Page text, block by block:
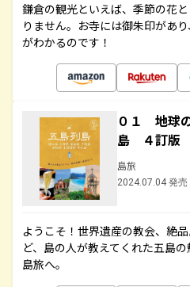
鎌倉の観光といえば、季節の花
りません。お寺には御朱印があ
がわかるのです！
０１ 地球
島 ４訂版
島旅
2024.07.04 発売
ようこそ！世界遺産の教会、絶
ど、島の人が教えてくれた五島
島旅へ。